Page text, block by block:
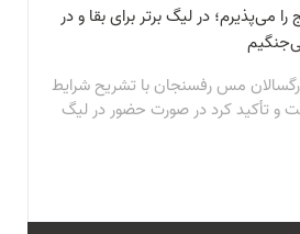
می‌پذیرم؛ در لیگ برتر برای بقا و در
مس رفسنجان با تشریح شرایط
و تأکید کرد در صورت حضور در لیگ